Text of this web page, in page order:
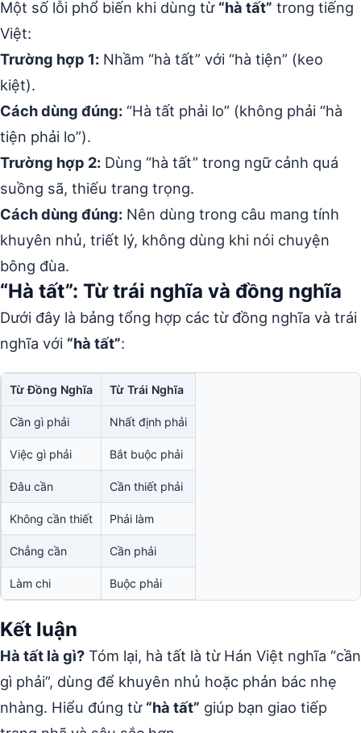
Một số lỗi phổ biến khi dùng từ “hà tất” trong tiếng
Việt:
Trường hợp 1: Nhầm “hà tất” với “hà tiện” (keo
kiệt).
Cách dùng đúng: “Hà tất phải lo” (không phải “hà
tiện phải lo”).
Trường hợp 2: Dùng “hà tất” trong ngữ cảnh quá
suồng sã, thiếu trang trọng.
Cách dùng đúng: Nên dùng trong câu mang tính
khuyên nhủ, triết lý, không dùng khi nói chuyện
bông đùa.
“Hà tất”: Từ trái nghĩa và đồng nghĩa
Dưới đây là bảng tổng hợp các từ đồng nghĩa và trái
nghĩa với “hà tất”:
Từ Đồng Nghĩa Từ Trái Nghĩa
Cần gì phải Nhất định phải
Việc gì phải Bắt buộc phải
Đâu cần Cần thiết phải
Không cần thiết Phải làm
Chẳng cần Cần phải
Làm chi Buộc phải
Kết luận
Hà tất là gì? Tóm lại, hà tất là từ Hán Việt nghĩa “cần
gì phải”, dùng để khuyên nhủ hoặc phản bác nhẹ
nhàng. Hiểu đúng từ “hà tất” giúp bạn giao tiếp